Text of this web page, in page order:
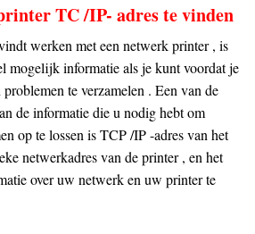
TC /IP- adres te vinden
werken met een netwerk printer , is
mogelijk informatie als je kunt voordat je
te verzamelen . Een van de
de informatie die u nodig hebt om
op te lossen is TCP /IP -adres van het
netwerkadres van de printer , en het
over uw netwerk en uw printer te